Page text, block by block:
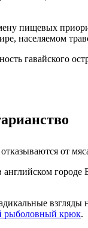
пищевых
населяемом
гавайского
от
рыболовный крюк.